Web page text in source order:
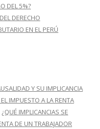
DEL 5%?
DERECHO
EN EL PERÚ
Y SU IMPLICANCIA
IMPUESTO A LA RENTA
¿QUÉ IMPLICANCIAS SE
DE UN TRABAJADOR